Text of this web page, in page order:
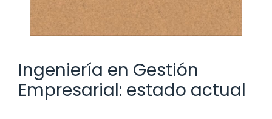
Ingeniería en Gestión
Empresarial: estado actual